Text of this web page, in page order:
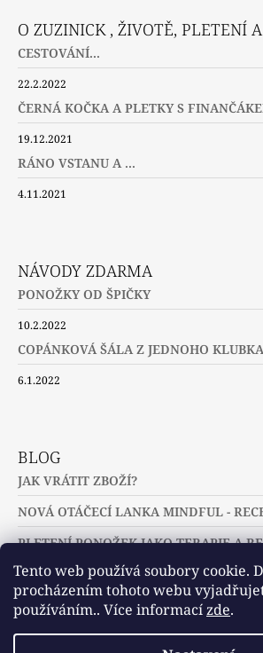
Tento web používá soubory cookie.
procházením tohoto webu
používáním.. Více informacízde.
O ZUZINICK , ŽIVOTĚ, PLETENÍ
CESTOVÁNÍ...
22.2.2022
ČERNÁ KOČKA A PLETKY S
19.12.2021
RÁNO VSTANU A ...
4.11.2021
NÁVODY ZDARMA
PONOŽKY OD ŠPIČKY
10.2.2022
COPÁNKOVÁ ŠÁLA Z JEDNOHO KLUBKA
6.1.2022
BLOG
JAK VRÁTIT ZBOŽÍ?
NOVÁ OTÁČECÍ LANKA MINDFUL -
PLETENÍ PONOŽEK JAKO TERAPIE A
Slovníček pojmů Často